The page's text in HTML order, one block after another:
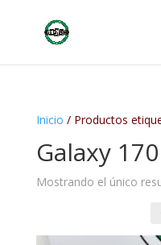
Inicio / Productos
Galaxy 170
Mostrando el único